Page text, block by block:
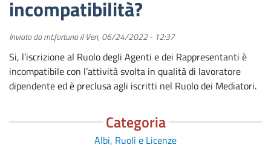
incompatibilità?
Inviato damt.fortunailVen, 06/24/2022 - 12:37
Si, l’iscrizione al Ruolo degli Agenti e dei Rappresentanti è
incompatibile con l’attività svolta in qualità di lavoratore
dipendente ed è preclusa agli iscritti nel Ruolo dei Mediatori.
Categoria
Albi, Ruoli e Licenze